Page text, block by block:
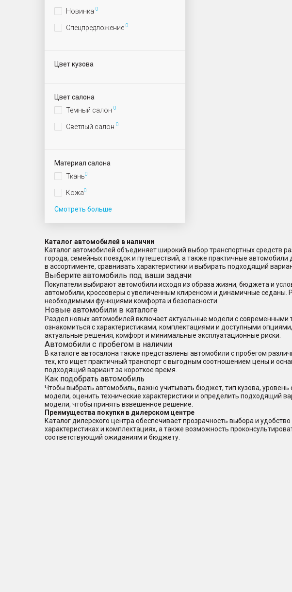
Новинка 0
Спецпредложение 0
Цвет кузова
Цвет салона
Темный салон 0
Светлый салон 0
Материал салона
Ткань0
Кожа0
Смотреть больше
Каталог автомобилей в наличии
Каталог автомобилей объединяет широкий выбор транспортных средств
города, семейных поездок и путешествий, а также практичные
в ассортименте, сравнивать характеристики и выбирать подходящий
Выберите автомобиль под ваши задачи
Покупатели выбирают автомобили исходя из образа жизни, бюджета и
автомобили, кроссоверы с увеличенным клиренсом и динамичные
необходимыми функциями комфорта и безопасности.
Новые автомобили в каталоге
Раздел новых автомобилей включает актуальные модели с современными
ознакомиться с характеристиками, комплектациями и доступными
актуальные решения, комфорт и минимальные эксплуатационные риски.
Автомобили с пробегом в наличии
В каталоге автосалона также представлены автомобили с пробегом
тех, кто ищет практичный транспорт с выгодным соотношением цены и
подходящий вариант за короткое время.
Как подобрать автомобиль
Чтобы выбрать автомобиль, важно учитывать бюджет, тип кузова,
модели, оценить технические характеристики и определить подходящий
модели, чтобы принять взвешенное решение.
Преимущества покупки в дилерском центре
Каталог дилерского центра обеспечивает прозрачность выбора и
характеристиках и комплектациях, а также возможность
соответствующий ожиданиям и бюджету.